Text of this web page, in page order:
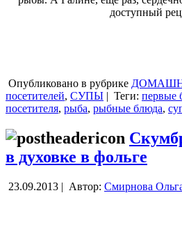
доступный
Опубликовано в рубрике
посетителей, СУПЫ | Теги: первые
посетителя, рыба, рыбные блюда,
в духовке в фольге
23.09.2013 | Автор: Смирнова